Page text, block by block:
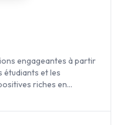
engageantes à partir
étudiants et les
riches en